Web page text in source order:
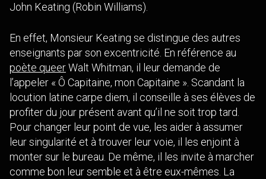
John Keating (Robin Williams).
En effet, Monsieur Keating se distingue des autres
enseignants par son excentricité. En référence au
poète queerWalt Whitman, il leur demande de
l’appeler « Ô Capitaine, mon Capitaine ». Scandant la
locution latine carpe diem, il conseille à ses élèves de
profiter du jour présent avant qu’il ne soit trop tard.
Pour changer leur point de vue, les aider à assumer
leur singularité et à trouver leur voie, il les enjoint à
monter sur le bureau. De même, il les invite à marcher
comme bon leur semble et à être eux-mêmes. La